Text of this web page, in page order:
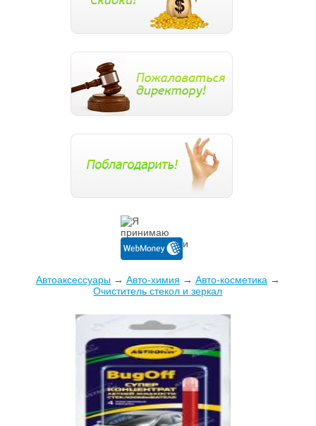
Автоаксессуары→ Авто-химия → Авто-косметика →
Очиститель стекол и зеркал